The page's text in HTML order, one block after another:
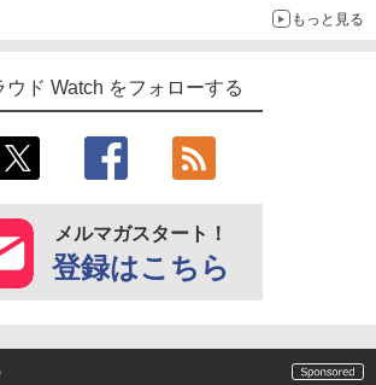
もっと見る
ウド Watch をフォローする
メルマガスタート！
登録はこちら